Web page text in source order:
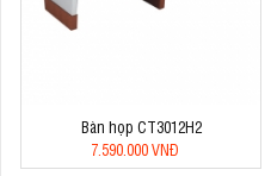
Bàn họp CT3012H2
7.590.000 VNĐ